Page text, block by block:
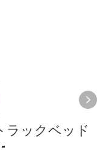
ラックベッド